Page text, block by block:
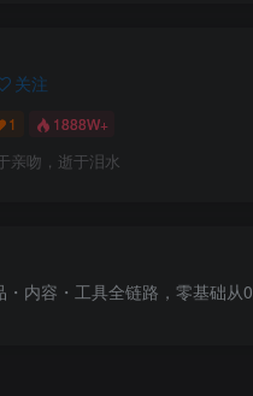
关注
1 1888W+
亲吻，逝于泪水
内容・工具全链路，零基础从